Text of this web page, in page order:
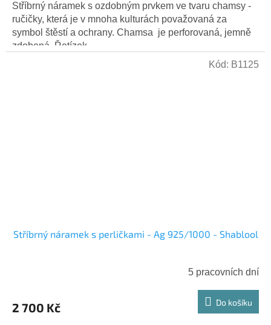
Stříbrný náramek s ozdobným prvkem ve tvaru chamsy -
ručičky, která je v mnoha kulturách považovaná za
symbol štěstí a ochrany. Chamsa je perforovaná, jemně
zdobená. Řetízek...
Stříbrný náramek s perličkami - Ag 925/1000 - Shablool
5 pracovních dní
2 700 Kč Do košíku
Kód: B1125